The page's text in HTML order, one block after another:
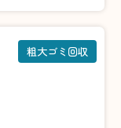
粗大ゴミ回収